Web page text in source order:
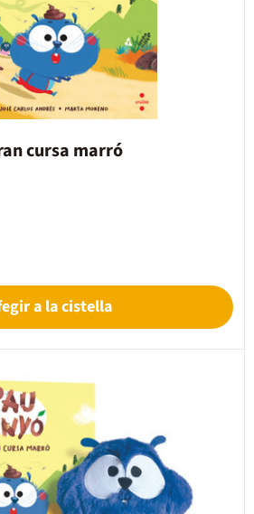
cursa marró
a la cistella